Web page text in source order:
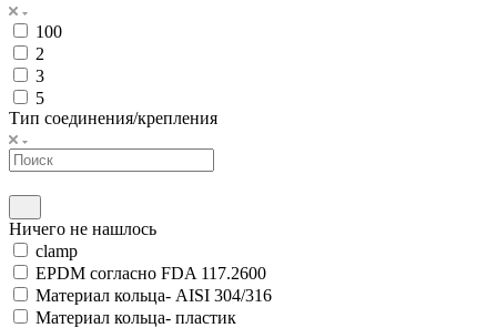
100
2
3
5
Тип соединения/крепления
Ничего не нашлось
clamp
EPDM согласно FDA 117.2600
Материал кольца- AISI 304/316
Материал кольца- пластик